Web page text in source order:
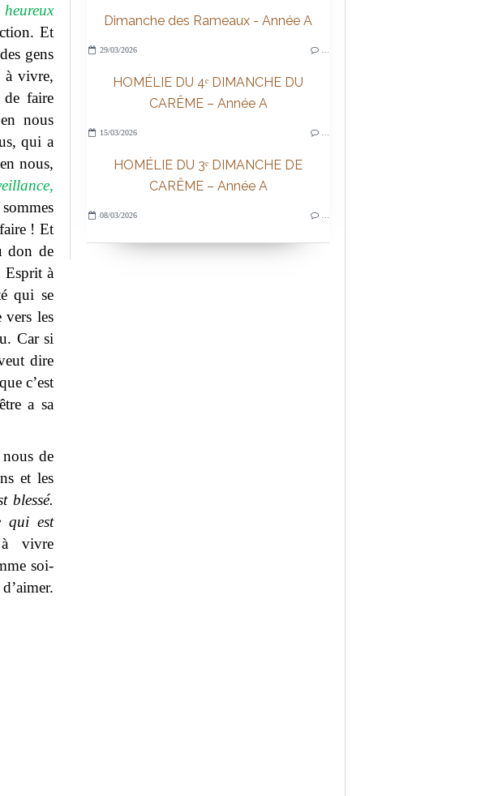
heureux
Et
gens
à vivre,
faire
nous
qui a
nous,
! Et
don de
Esprit à
qui se
vers les
Car si
dire
c’est
a sa
de
et les
blessé.
qui est
vivre
soi-
Dimanche des Rameaux - Année A
29/03/2026
HOMÉLIE DU 4ᵉ DIMANCHE DU
CARÊME – Année A
15/03/2026
HOMÉLIE DU 3ᵉ DIMANCHE DE
CARÊME – Année A
08/03/2026